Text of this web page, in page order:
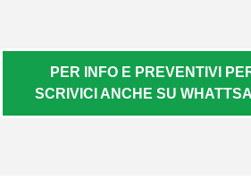
PER INFO E PREVENTIVI
SCRIVICI ANCHE SU